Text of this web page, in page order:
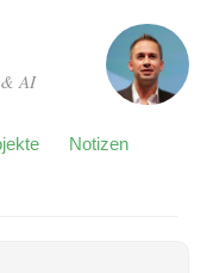
AI
Notizen